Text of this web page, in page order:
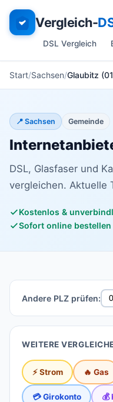
Vergleich-
DSL Vergleich
Start Sachsen Glaubitz
📍 Sachsen Gemeinde
DSL, Glasfaser und
vergleichen. Aktuelle
Kostenlos &
Sofort online bestellen
Andere PLZ prüfen:
WEITERE
⚡ Strom 🔥 Gas
💳 Girokonto 💰